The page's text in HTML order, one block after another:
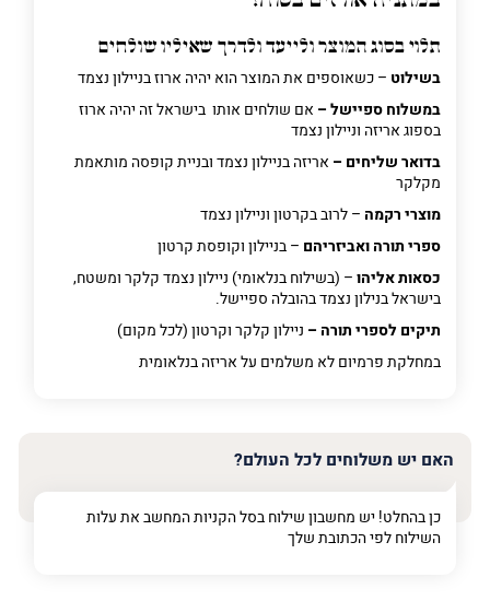
תלוי בסוג המוצר ולייעד ולדרך שאיליו שולחים
בשילוט – כשאוספים את המוצר הוא יהיה ארוז בניילון נצמד
במשלוח ספיישל – אם שולחים אותו בישראל זה יהיה ארוז
בספוג אריזה וניילון נצמד
בדואר שליחים – אריזה בניילון נצמד ובניית קופסה מותאמת
מקלקר
מוצרי רקמה – לרוב בקרטון וניילון נצמד
ספרי תורה ואביזריהם – בניילון וקופסת קרטון
כסאות אליהו– (בשילוח בנלאומי) ניילון נצמד קלקר ומשטח,
בישראל בנילון נצמד בהובלה ספיישל.
תיקים לספרי תורה – ניילון קלקר וקרטון (לכל מקום)
במחלקת פרמיוםלא משלמים על אריזה בנלאומית
האם יש משלוחים לכל העולם?
כן בהחלט! יש מחשבון שילוח בסל הקניות המחשב את עלות
השילוח לפי הכתובת שלך